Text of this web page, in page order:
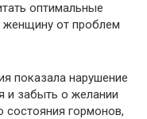
оптимальные
женщину от проблем
показала нарушение
и забыть о желании
состояния гормонов,